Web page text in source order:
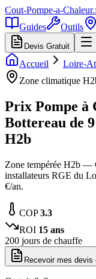
Cout-Pompe-a-Chaleur
Guides
Outils
Devis Gratuit
Accueil Loire-
Zone climatique
Prix Pompe à
Bottereau de
H2b
Zone tempérée H2b —
installateurs RGE du
€/an.
COP3.3
ROI 15 ans
200 jours de chauffe
Recevoir mes devis